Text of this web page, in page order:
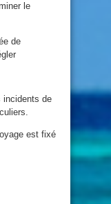
le
de
incidents de
est fixé